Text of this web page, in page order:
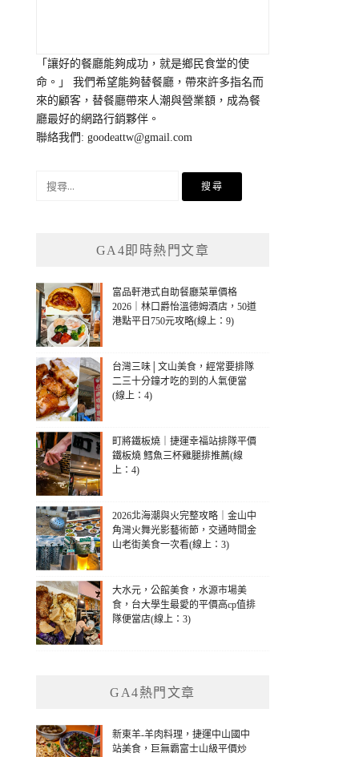
「讓好的餐廳能夠成功，就是鄉民食堂的使
命。」 我們希望能夠替餐廳，帶來許多指名而
來的顧客，替餐廳帶來人潮與營業額，成為餐
廳最好的網路行銷夥伴。
聯絡我們:goodeattw@gmail.com
GA4即時熱門文章
富品軒港式自助餐廳菜單價格
2026｜林口爵怡溫德姆酒店，50道
港點平日750元攻略(線上：9)
台灣三味│文山美食，經常要排隊
二三十分鐘才吃的到的人氣便當
(線上：4)
町將鐵板燒｜捷運幸福站排隊平價
鐵板燒 鱈魚三杯雞腿排推薦(線
上：4)
2026北海潮與火完整攻略｜金山中
角灣火舞光影藝術節，交通時間金
山老街美食一次看(線上：3)
大水元，公館美食，水源市場美
食，台大學生最愛的平價高cp值排
隊便當店(線上：3)
GA4熱門文章
新東羊-羊肉料理，捷運中山國中
站美食，巨無霸富士山級平價炒